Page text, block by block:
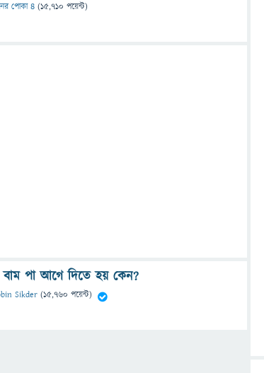
পোকা ৪ (15,710 পয়েন্ট)
পা আগে দিতে হয় কেন?
Sikder (15,760 পয়েন্ট)